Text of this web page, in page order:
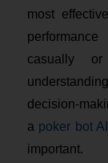
most
casually
decision-
a poker bot AI
important.